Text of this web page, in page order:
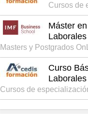
Cursos de
Máster
Laborales
Masters y Postgrados
Curso
Laborales
Cursos de